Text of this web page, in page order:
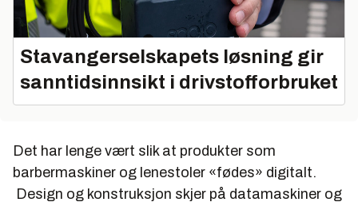
Stavangerselskapets løsning gir
sanntidsinnsikt i drivstofforbruket
Det har lenge vært slik at produkter som
barbermaskiner og lenestoler «fødes» digitalt.
Design og konstruksjon skjer på datamaskiner og